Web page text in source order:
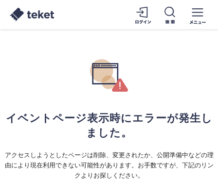
イベントページ表示時にエラーが発生し
ました。
アクセスしようとしたページは削除、変更されたか、公開準備中などの理
由により現在利用できない可能性があります。お手数ですが、下記のリン
クよりお探しください。